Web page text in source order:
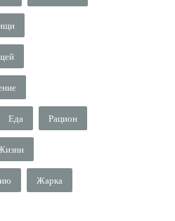
Еда Рацион
Жарка